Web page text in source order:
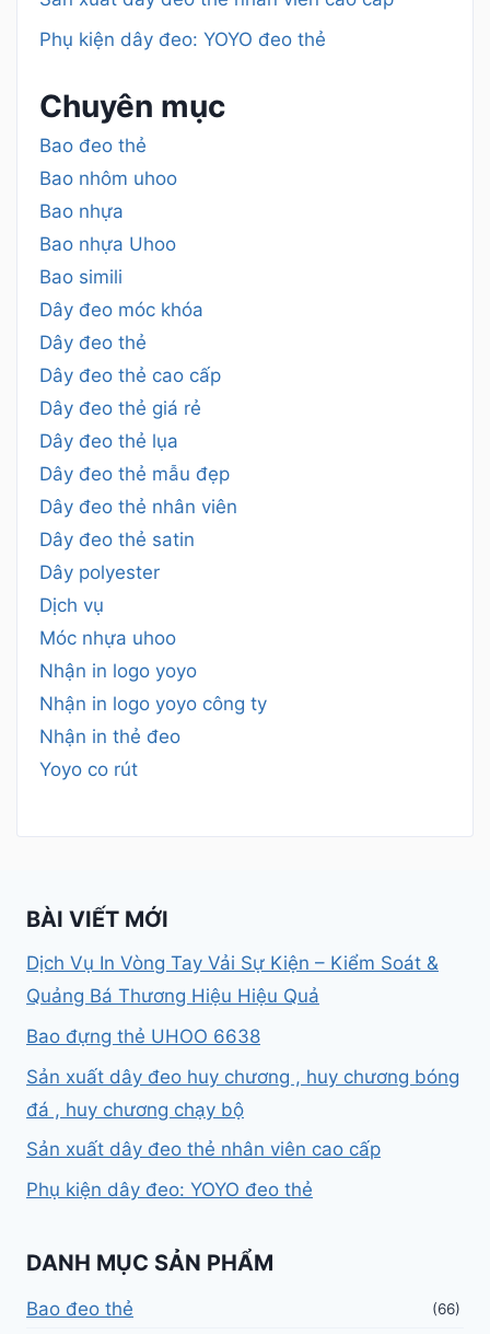
Phụ kiện dây đeo: YOYO đeo thẻ
Chuyên mục
Bao đeo thẻ
Bao nhôm uhoo
Bao nhựa
Bao nhựa Uhoo
Bao simili
Dây đeo móc khóa
Dây đeo thẻ
Dây đeo thẻ cao cấp
Dây đeo thẻ giá rẻ
Dây đeo thẻ lụa
Dây đeo thẻ mẫu đẹp
Dây đeo thẻ nhân viên
Dây đeo thẻ satin
Dây polyester
Dịch vụ
Móc nhựa uhoo
Nhận in logo yoyo
Nhận in logo yoyo công ty
Nhận in thẻ đeo
Yoyo co rút
BÀI VIẾT MỚI
Dịch Vụ In Vòng Tay Vải Sự Kiện – Kiểm Soát &
Quảng Bá Thương Hiệu Hiệu Quả
Bao đựng thẻ UHOO 6638
Sản xuất dây đeo huy chương , huy chương bóng
đá , huy chương chạy bộ
Sản xuất dây đeo thẻ nhân viên cao cấp
Phụ kiện dây đeo: YOYO đeo thẻ
DANH MỤC SẢN PHẨM
Bao đeo thẻ (66)